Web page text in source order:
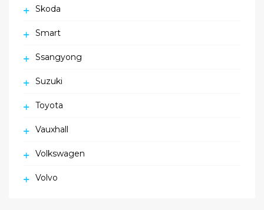
Skoda
Smart
Ssangyong
Suzuki
Toyota
Vauxhall
Volkswagen
Volvo